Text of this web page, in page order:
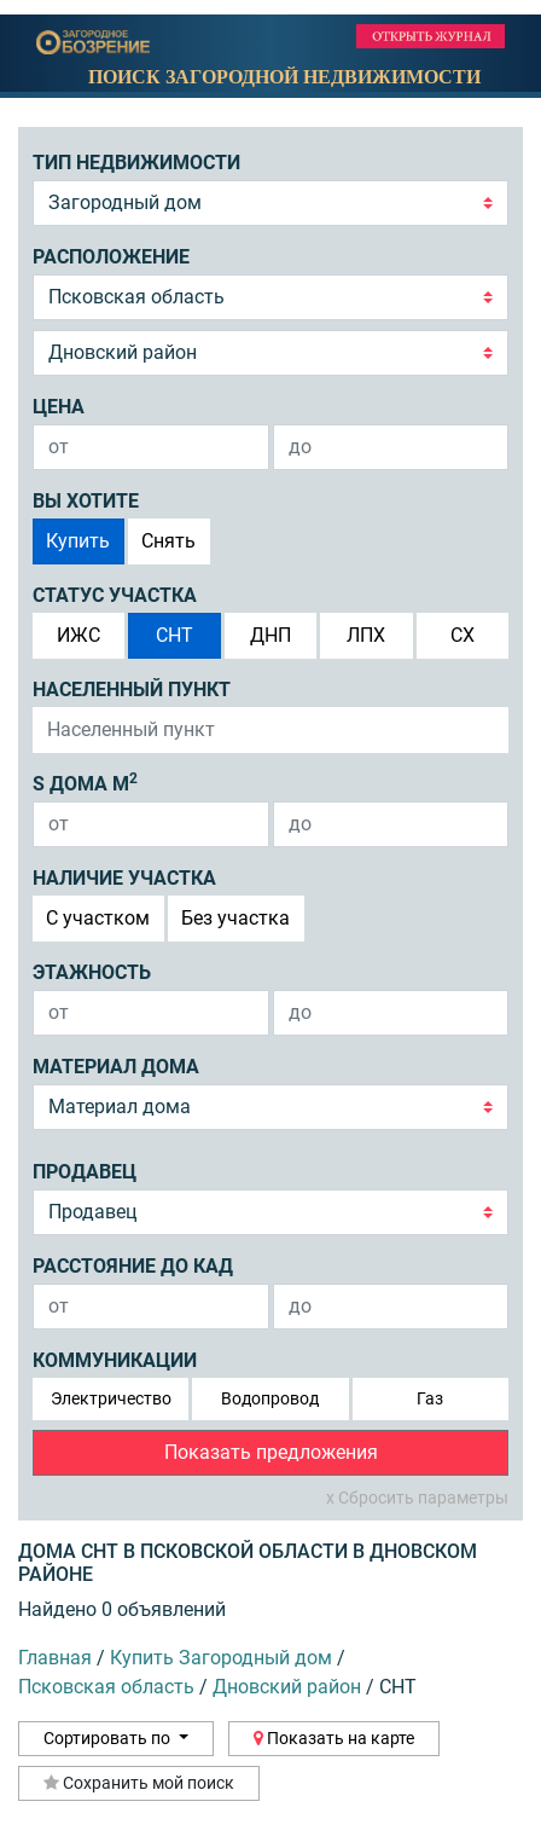
ПОИСК ЗАГОРОДНОЙ НЕДВИЖИМОСТИ
ТИП НЕДВИЖИМОСТИ
РАСПОЛОЖЕНИЕ
ЦЕНА
ВЫ ХОТИТЕ
Купить
Снять
СТАТУС УЧАСТКА
ИЖС
СНТ ДНП ЛПХ СХ
НАСЕЛЕННЫЙ ПУНКТ
S ДОМА М 2
НАЛИЧИЕ УЧАСТКА
C участком
Без участка
ЭТАЖНОСТЬ
МАТЕРИАЛ ДОМА
ПРОДАВЕЦ
РАССТОЯНИЕ ДО КАД
КОММУНИКАЦИИ
Электричество Водопровод Газ
Показать предложения
x Сбросить параметры
ДОМА СНТ В ПСКОВСКОЙ ОБЛАСТИ В ДНОВСКОМ
РАЙОНЕ
Найдено 0 объявлений
Главная / Купить Загородный дом /
Псковская область / Дновский район / СНТ
Сортировать по Показать на карте
Сохранить мой поиск